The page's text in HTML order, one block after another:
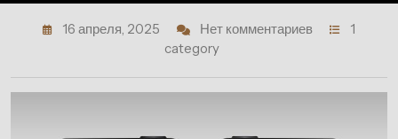
16 апреля, 2025 Нет комментариев
1
category